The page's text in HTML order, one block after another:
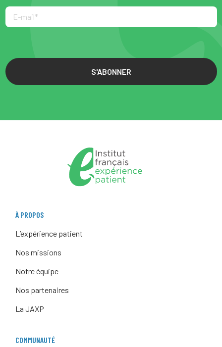
S'ABONNER
À PROPOS
L’expérience patient
Nos missions
Notre équipe
Nos partenaires
La JAXP
COMMUNAUTÉ